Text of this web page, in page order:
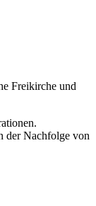
Freikirche und
der Nachfolge von